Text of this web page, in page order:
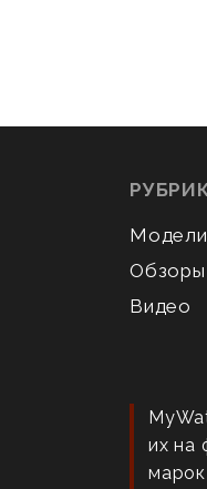
Модели
Обзоры
Видео
их на
марок